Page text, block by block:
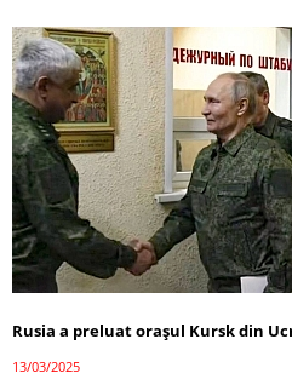
Rusia a preluat orașul Kursk din
13/03/2025